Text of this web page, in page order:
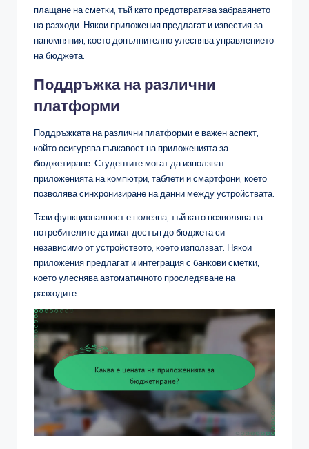
плащане на сметки, тъй като предотвратява забравянето
на разходи. Някои приложения предлагат и известия за
напомняния, което допълнително улеснява управлението
на бюджета.
Поддръжка на различни
платформи
Поддръжката на различни платформи е важен аспект,
който осигурява гъвкавост на приложенията за
бюджетиране. Студентите могат да използват
приложенията на компютри, таблети и смартфони, което
позволява синхронизиране на данни между устройствата.
Тази функционалност е полезна, тъй като позволява на
потребителите да имат достъп до бюджета си
независимо от устройството, което използват. Някои
приложения предлагат и интеграция с банкови сметки,
което улеснява автоматичното проследяване на
разходите.